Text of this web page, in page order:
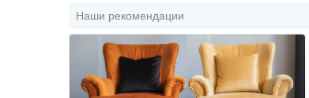
Наши рекомендации